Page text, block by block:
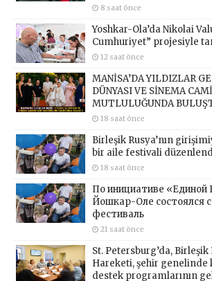
8 saat önce
Yoshkar-Ola’da Nikolai
Cumhuriyet” projesiyle
12 saat önce
MANİSA’DA YILDIZLAR
DÜNYASI VE SİNEMA
MUTLULUĞUNDA
18 saat önce
Birleşik Rusya’nın
bir aile festivali
18 saat önce
По инициативе «Единой
Йошкар-Оле состоялся
фестиваль
21 saat önce
St. Petersburg’da, Birleşik
Hareketi, şehir genelinde
destek programlarının